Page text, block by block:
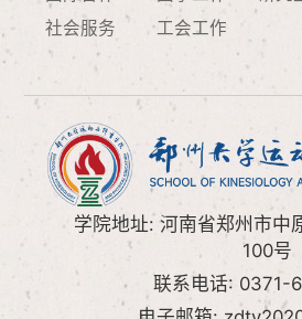
社会服务
工会工作
学院地址: 河南省郑州市中
100号
联系电话: 0371-